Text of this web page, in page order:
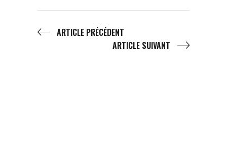
ARTICLE PRÉCÉDENT
ARTICLE SUIVANT